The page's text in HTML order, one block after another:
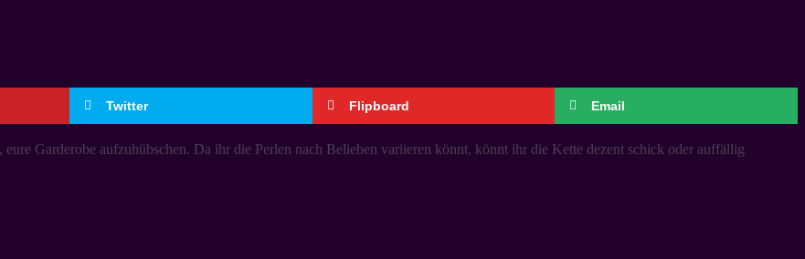
Twitter Flipboard Email
Garderobe aufzuhübschen. Da ihr die Perlen nach Belieben variieren könnt, könnt ihr die Kette dezent schick oder auffällig